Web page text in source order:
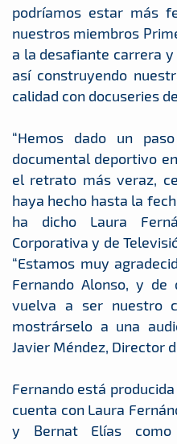
podríamos estar más
nuestros miembros
a la desafiante carrera
así construyendo
calidad con docuseries
“Hemos dado un
documental deportivo
el retrato más veraz,
haya hecho hasta la
ha dicho Laura
Corporativa y de
“Estamos muy
Fernando Alonso, y de
vuelva a ser nuestro
mostrárselo a una
Javier Méndez, Director
Fernando está
cuenta con Laura
y Bernat Elías como